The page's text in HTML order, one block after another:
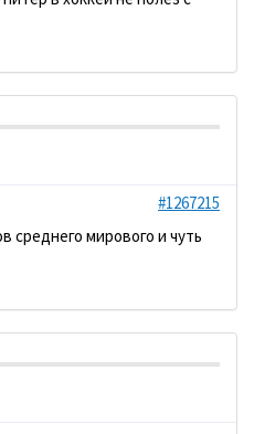
#1267215
среднего мирового и чуть